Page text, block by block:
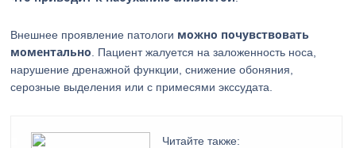
Внешнее проявление патологи можно почувствовать
моментально . Пациент жалуется на заложенность носа,
нарушение дренажной функции, снижение обоняния,
серозные выделения или с примесями экссудата.
Читайте также: